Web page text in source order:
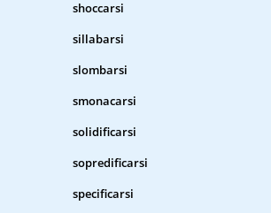
shoccarsi
sillabarsi
slombarsi
smonacarsi
solidificarsi
sopredificarsi
specificarsi